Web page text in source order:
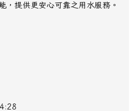
，提供更安心可靠之用水服務。